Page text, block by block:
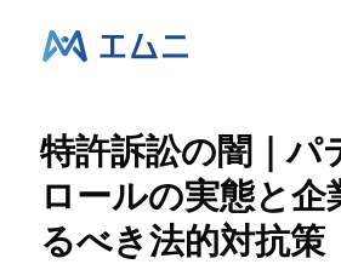
特許訴訟の闇｜パ
ロールの実態と企
るべき法的対抗策